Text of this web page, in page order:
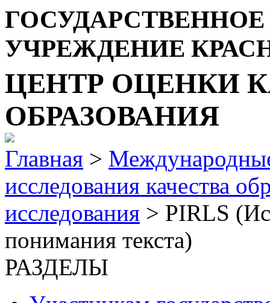
УЧРЕЖДЕНИЕ
ЦЕНТР ОЦЕНКИ
ОБРАЗОВАНИЯ
Главная >
исследования качества
исследования > PIRLS
понимания текста)
РАЗДЕЛЫ